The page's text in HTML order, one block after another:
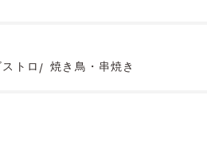
トロ 焼き鳥・串焼き